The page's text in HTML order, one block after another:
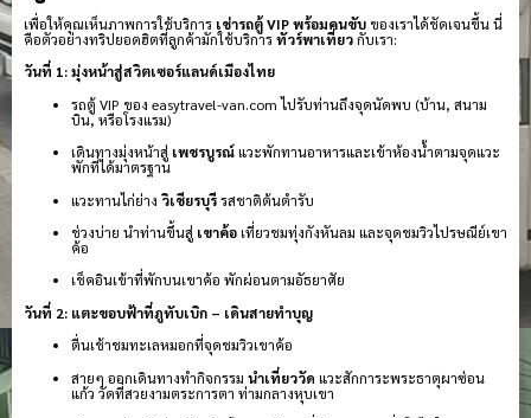
เพื่อให้คุณเห็นภาพการใช้บริการ เช่ารถตู้ VIP พร้อมคนขับ ของเราได้ชัดเจนขึ้น นี่
คือตัวอย่างทริปยอดฮิตที่ลูกค้ามักใช้บริการทัวร์พาเที่ยวกับเรา:
วันที่ 1: มุ่งหน้าสู่สวิตเซอร์แลนด์เมืองไทย
รถตู้ VIP ของ easytravel-van.com ไปรับท่านถึงจุดนัดพบ (บ้าน, สนาม
บิน, หรือโรงแรม)
เดินทางมุ่งหน้าสู่ เพชรบูรณ์แวะพักทานอาหารและเข้าห้องน้ำตามจุดแวะ
พักที่ได้มาตรฐาน
แวะทานไก่ย่าง วิเชียรบุรีรสชาติต้นตำรับ
ช่วงบ่าย นำท่านขึ้นสู่ เขาค้อเที่ยวชมทุ่งกังหันลม และจุดชมวิวไปรษณีย์เขา
ค้อ
เช็คอินเข้าที่พักบนเขาค้อ พักผ่อนตามอัธยาศัย
วันที่ 2: แตะขอบฟ้าที่ภูทับเบิก – เดินสายทำบุญ
ตื่นเช้าชมทะเลหมอกที่จุดชมวิวเขาค้อ
สายๆ ออกเดินทางทำกิจกรรม นำเที่ยววัด แวะสักการะพระธาตุผาซ่อน
แก้ว วัดที่สวยงามตระการตา ท่ามกลางหุบเขา